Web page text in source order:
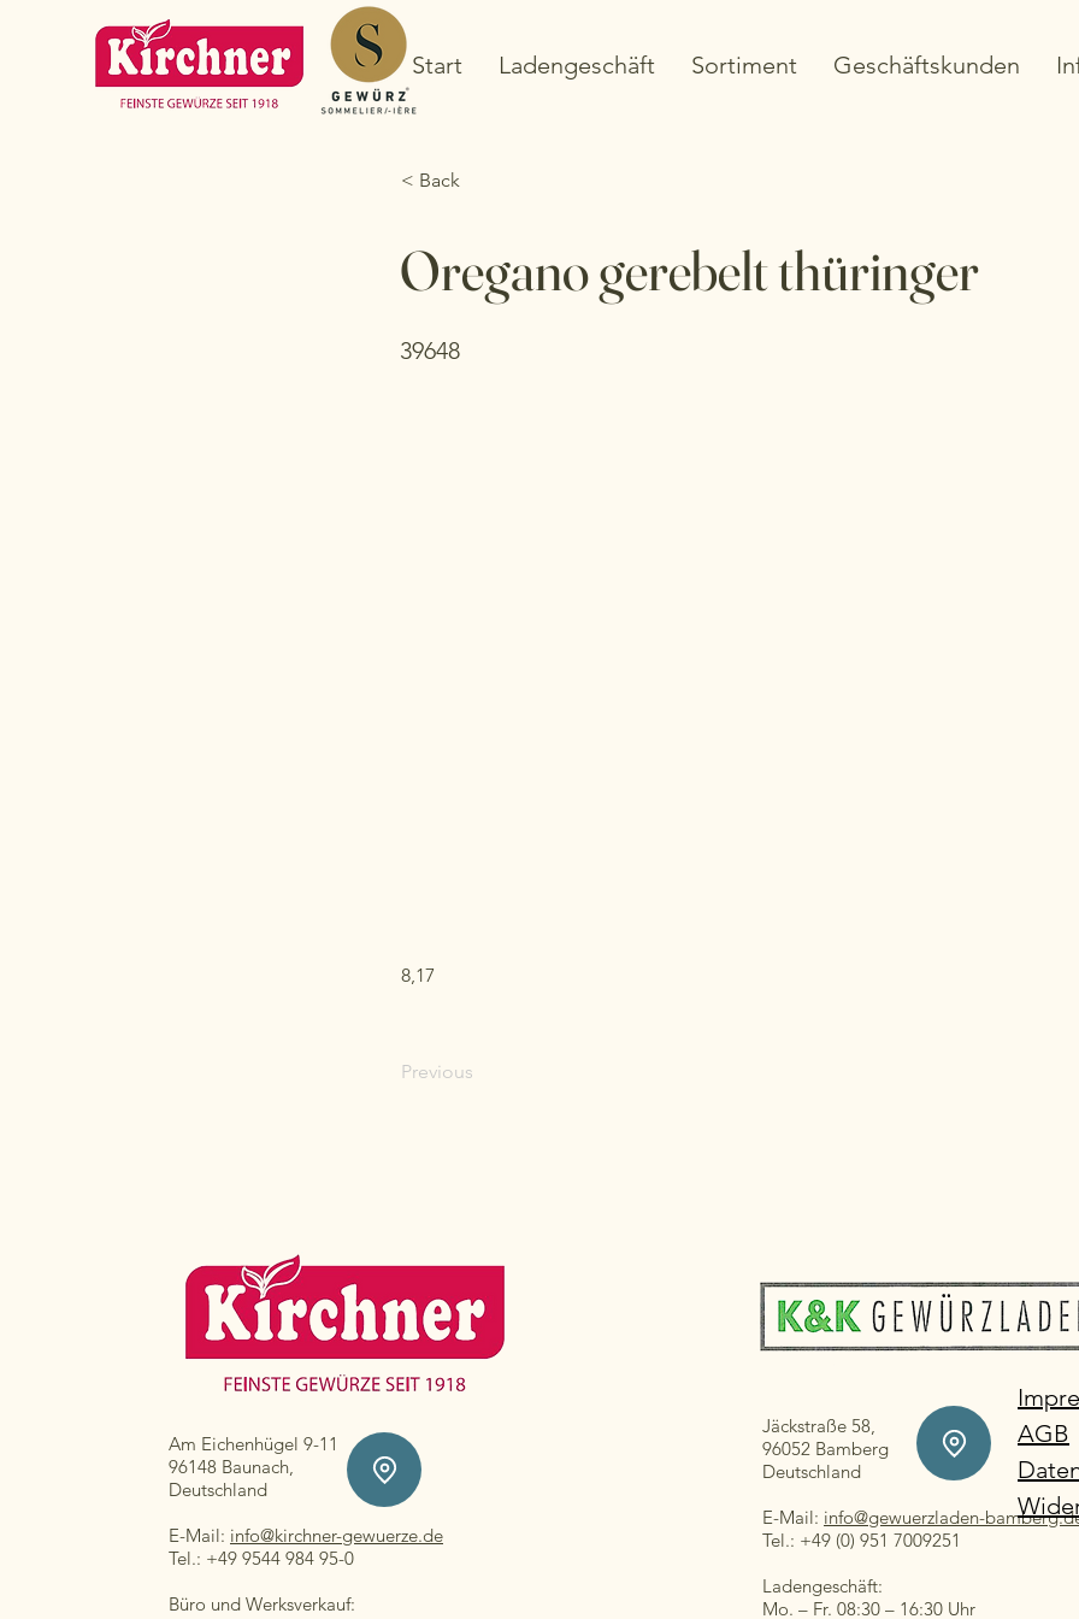
Start Ladengeschäft Sortiment Geschäftskunden
< Back
Oregano gerebelt thüringer
39648
8,17
Previous
Am Eichenhügel 9-11
96148 Baunach,
Deutschland
E-Mail: info@kirchner-gewuerze.de
Tel.: +49 9544 984 95-0
Büro und Werksverkauf:
Jäckstraße 58,
96052 Bamberg
Deutschland
E-Mail: info@gewuerzladen-
Tel.: +49 (0) 951 7009251
Ladengeschäft:
Mo. – Fr. 08:30 – 16:30 Uhr
AGB